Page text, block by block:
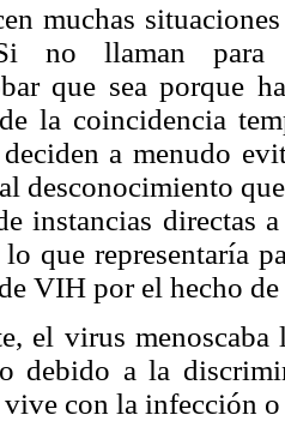
muchas
no llaman para
que sea porque
la coincidencia
deciden a menudo
desconocimiento
instancias directas
lo que representaría
VIH por el hecho
el virus
debido a la
vive con la infección